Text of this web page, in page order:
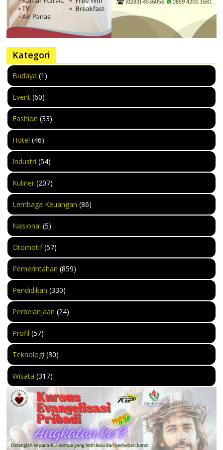
Kategori
Budaya (1)
Event (60)
Fashion (33)
Hotel (46)
Industri (54)
Kuliner (207)
Lembaga Keuangan (86)
Nasional (5)
Otomotif(57)
Pemerintahan (859)
Pendidikan (330)
Perbelanjaan (24)
Profil (57)
Teknologi (30)
Wisata (317)